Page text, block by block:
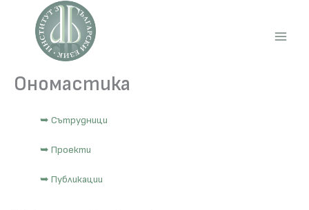
content
Ономастика
➥ Сътрудници
➥ Проекти
➥ Публикации